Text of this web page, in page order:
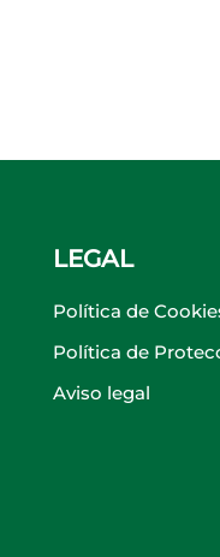
LEGAL
Política de
Política de
Aviso legal